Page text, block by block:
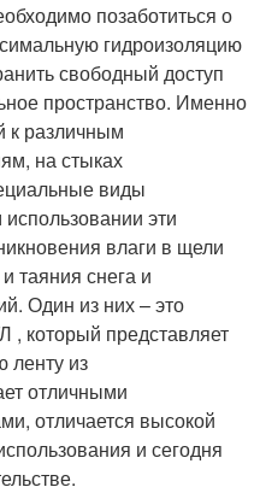
позаботиться о
гидроизоляцию
свободный доступ
пространство. Именно
к различным
на стыках
виды
эти
влаги в щели
таяния снега и
Один из них – это
, который представляет
ленту из
отличными
отличается высокой
и сегодня